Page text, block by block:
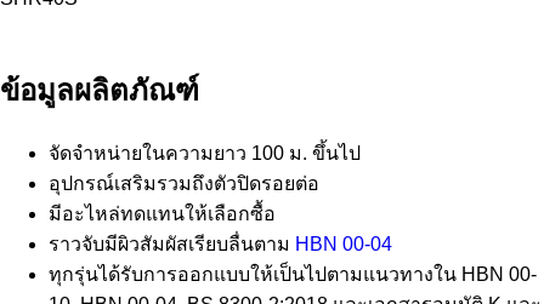
ข้อมูลผลิตภัณฑ์
จัดจำหน่ายในความยาว 100 ม. ขึ้นไป
อุปกรณ์เสริมรวมถึงตัวปิดรอยต่อ
มีอะไหล่ทดแทนให้เลือกซื้อ
ราวจับมีผิวสัมผัสเรียบลื่นตาม HBN 00-04
ทุกรุ่นได้รับการออกแบบให้เป็นไปตามแนวทางใน HBN 00-